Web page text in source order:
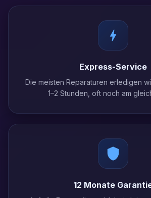
Express-Service
Die meisten Reparaturen erledigen
1–2 Stunden, oft noch am
12 Monate